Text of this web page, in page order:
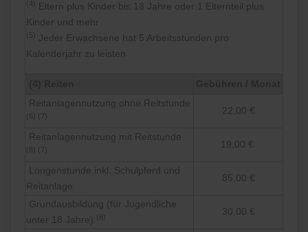
(4) Eltern plus Kinder bis 18 Jahre oder 1 Elternteil plus
Kinder und mehr
(5) Jeder Erwachsene hat 5 Arbeitsstunden pro
Kalenderjahr zu leisten
Reitanlagennutzung ohne Reitstunde
(6) (7) 22,00 €
Reitanlagennutzung mit Reitstunde
(6) (7) 19,00 €
Longenstunde inkl. Schulpferd und
Reitanlage
85,00 €
Grundausbildung (für Jugendliche
unter 18 Jahre)
(8) 30,00 €